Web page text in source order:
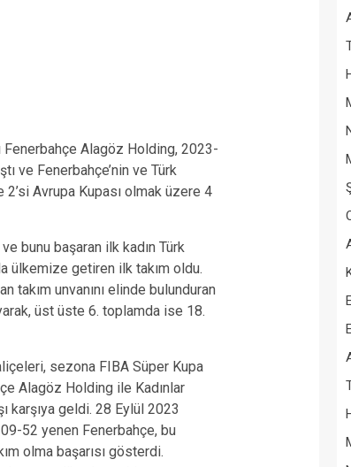
Fenerbahçe Alagöz Holding, 2023-
ve Fenerbahçe’nin ve Türk
Avrupa Kupası olmak üzere 4
bunu başaran ilk kadın Türk
ülkemize getiren ilk takım oldu.
takım unvanını elinde bulunduran
üst üste 6. toplamda ise 18.
sezona FIBA Süper Kupa
Alagöz Holding ile Kadınlar
karşıya geldi. 28 Eylül 2023
52 yenen Fenerbahçe, bu
olma başarısı gösterdi.